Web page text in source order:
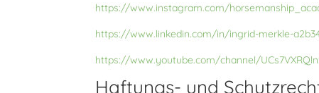
https://www.instagram.com/
https://www.linkedin.com/in/ingrid-merkle-
https://www.youtube.com/channel/
Haftungs- und